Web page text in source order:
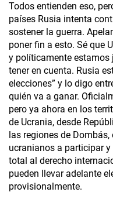
Todos entienden eso,
países Rusia intenta
sostener la guerra.
poner fin a esto. Sé que
y políticamente estamos
tener en cuenta. Rusia
elecciones” y lo digo
quién va a ganar.
pero ya ahora en los
de Ucrania, desde
las regiones de
ucranianos a participar
total al derecho
pueden llevar adelante
provisionalmente.